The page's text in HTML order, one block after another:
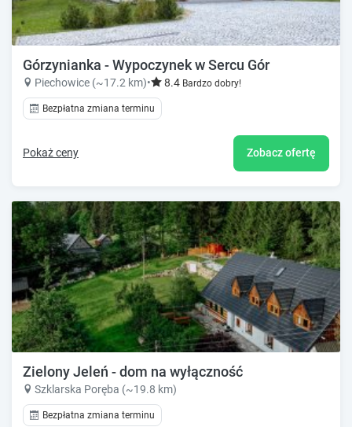
Górzynianka - Wypoczynek w Sercu Gór
Piechowice (~17.2 km)• 8.4 Bardzo dobry!
Bezpłatna zmiana terminu
Pokaż ceny Zobacz ofertę
Zielony Jeleń - dom na wyłączność
Szklarska Poręba (~19.8 km)
Bezpłatna zmiana terminu